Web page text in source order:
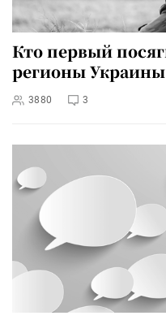
Кто первый
регионы
3880 3